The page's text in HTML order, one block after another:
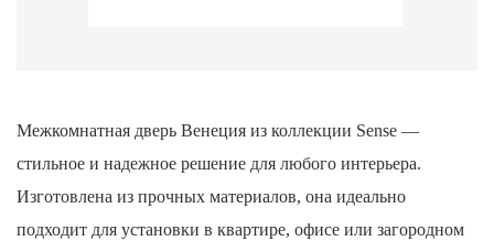
Межкомнатная дверь Венеция из коллекции Sense —
стильное и надежное решение для любого интерьера.
Изготовлена из прочных материалов, она идеально
подходит для установки в квартире, офисе или загородном